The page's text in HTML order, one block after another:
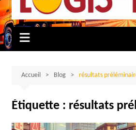
Accueil Blog résultats
Étiquette : résultats